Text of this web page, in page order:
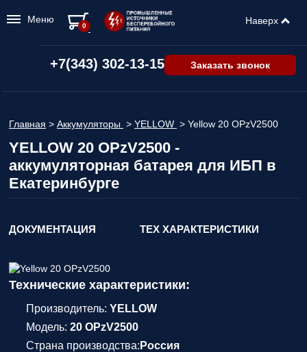
+7(343) 302-13-15 Заказать звонок
Главная > Аккумуляторы > YELLOW > Yellow 20 OPzV2500
YELLOW 20 OPzV2500 -
аккумуляторная батарея для ИБП в
Екатеринбурге
ДОКУМЕНТАЦИЯ ТЕХ ХАРАКТЕРИСТИКИ
Технические характеристики:
Производитель: YELLOW
Модель: 20 OPzV2500
Страна производства: Россия
Меню Наверх
0